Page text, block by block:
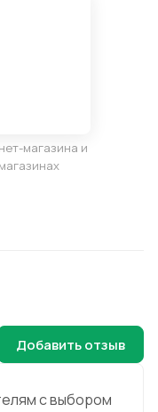
магазина и
с выбором
Добавить отзыв